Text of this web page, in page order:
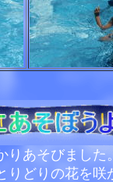
りあそびました
りどりの花を